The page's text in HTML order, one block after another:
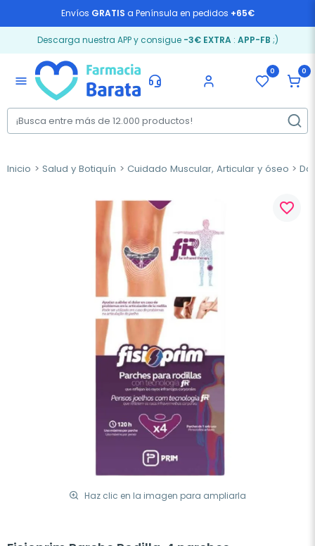
Envíos GRATIS a Península en pedidos +65€
Descarga nuestra APP y consigue -3€ EXTRA: APP-FB ;)
menu
0 0
Inicio Salud y Botiquín Cuidado Muscular, Articular y óseo
Haz clic en la imagen para ampliarla
favorite_border